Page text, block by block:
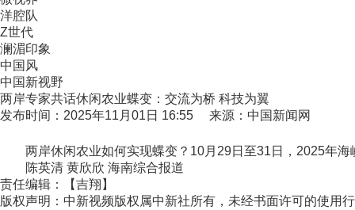
洋腔队
Z世代
澜湄印象
中国风
中国新视野
两岸专家共话休闲农业蝶变：交流为桥 科技为翼
发布时间：2025年11月01日 16:55 来源：中国新闻网
两岸休闲农业如何实现蝶变？10月29日至31日，2025年海
陈英清 黄欣欣 海南综合报道
责任编辑：【吉翔】
版权声明：中新视频版权属中新社所有，未经书面许可的使用